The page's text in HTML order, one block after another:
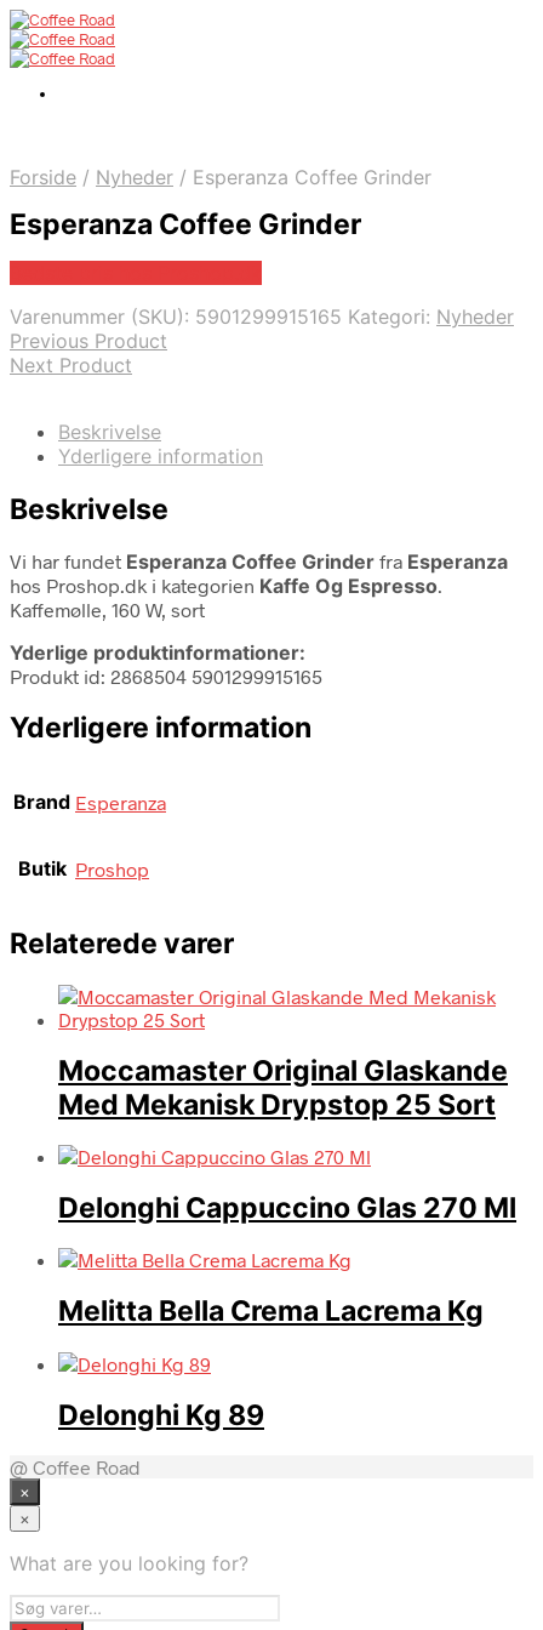
Forside / Nyheder / Esperanza Coffee Grinder
Esperanza Coffee Grinder
Varenummer (SKU): 5901299915165 Kategori: Nyheder
Previous Product
Next Product
Beskrivelse
Yderligere information
Beskrivelse
Vi har fundet Esperanza Coffee Grinder fra Esperanza
hos Proshop.dk i kategorien Kaffe Og Espresso.
Kaffemølle, 160 W, sort
Yderlige produktinformationer:
Produkt id: 2868504 5901299915165
Yderligere information
Brand Esperanza
Butik Proshop
Relaterede varer
Moccamaster Original Glaskande
Med Mekanisk Drypstop 25 Sort
Delonghi Cappuccino Glas 270 Ml
Melitta Bella Crema Lacrema Kg
Delonghi Kg 89
@ Coffee Road
×
×
What are you looking for?